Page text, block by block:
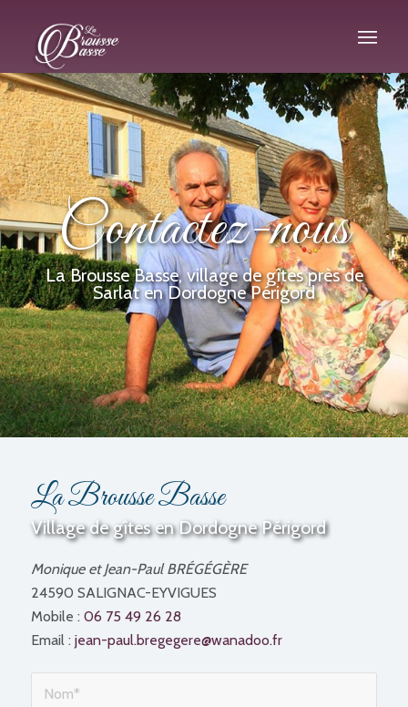
Contactez-nous
La Brousse Basse, village de gîtes près de
Sarlat en Dordogne Périgord
La Brousse Basse
Village de gîtes en Dordogne Périgord
Monique et Jean-Paul BRÉGÉGÈRE
24590 SALIGNAC-EYVIGUES
Mobile : 06 75 49 26 28
Email : jean-paul.bregegere@wanadoo.fr